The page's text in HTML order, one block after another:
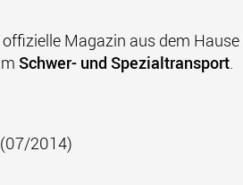
offizielle Magazin aus dem Hause
Schwer- und Spezialtransport.
2014)